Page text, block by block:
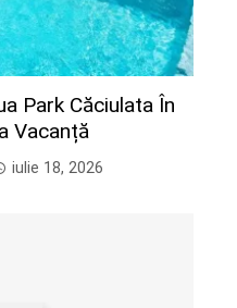
Park Căciulata În
Vacanță
iulie 18, 2026